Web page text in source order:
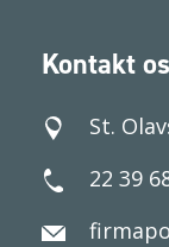
Kontakt
St.
22 39